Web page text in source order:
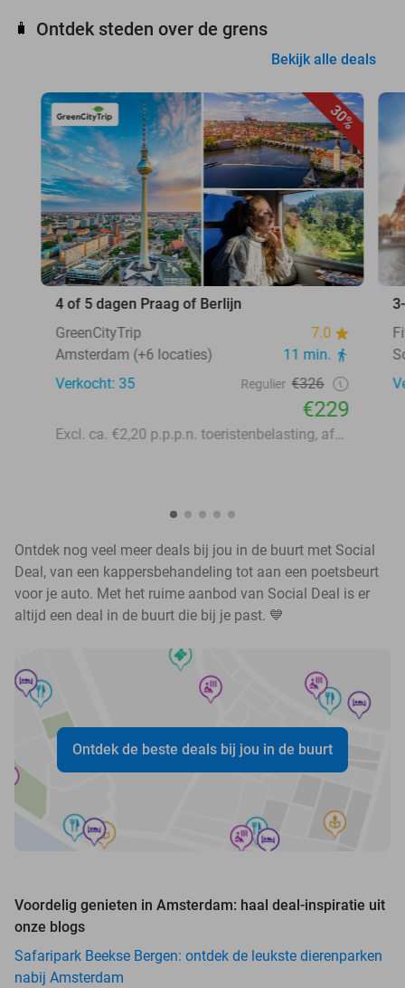
🧳 Ontdek steden over de grens
Bekijk alle deals
30%
4 of 5 dagen Praag of Berlijn
GreenCityTrip
7.0
Amsterdam (+6 locaties)
11 min.
Verkocht: 35
Regulier €326
€229
Excl. ca. €2,20 p.p.p.n. toeristenbelasting, afhankelijk van de bestemming en het hotel
Ontdek nog veel meer deals bij jou in de buurt met Social
Deal, van een kappersbehandeling tot aan een poetsbeurt
voor je auto. Met het ruime aanbod van Social Deal is er
altijd een deal in de buurt die bij je past. 💙
Ontdek de beste deals bij jou in de buurt
Voordelig genieten in Amsterdam: haal deal-inspiratie uit
onze blogs
Safaripark Beekse Bergen: ontdek de leukste dierenparken
nabij Amsterdam